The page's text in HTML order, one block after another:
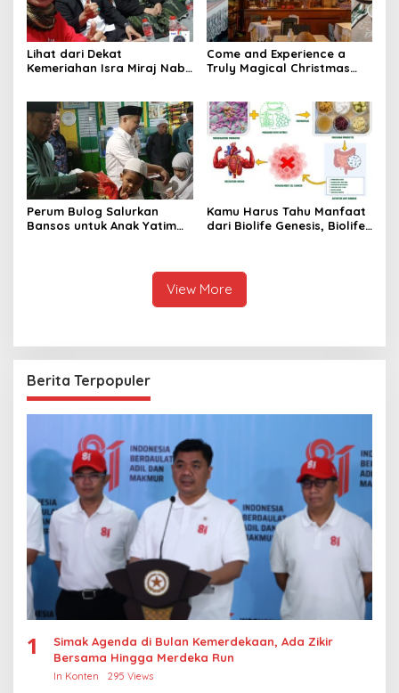
Lihat dari Dekat
Kemeriahan Isra Miraj Nabi
Rt001/Rw012 Palmerah
Jakbar
Come and Experience a
Truly Magical Christmas
christmasdinnerbali.com
Perum Bulog Salurkan
Bansos untuk Anak Yatim
Kamu Harus Tahu Manfaat
dari Biolife Genesis, Biolife
View More
Berita Terpopuler
1
Simak Agenda di Bulan Kemerdekaan, Ada Zikir
Bersama Hingga Merdeka Run
In Konten 295 Views